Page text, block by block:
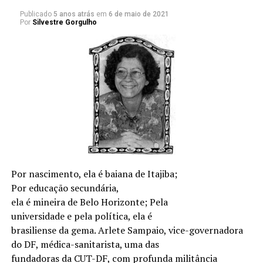
1 – Duas coisas que mais o incomodam numa
solenidade pública?
Quando noto que quem a organiza perdeu o controle e
quando os convidados não respeitam uma boa
organização, que visa o seu conforto e a boa observação
2 – Duas coisas que mais o incomodam nas
solenidades dentro do Palácio do Planalto?
Primeiro, o pouco cuidado com o sistema de
geração. A voz do Presidente da República merece. E,
segundo, o convidado que acha que está na sala de estar
de sua casa e fica tricotando no fundo do salão. O
Presidente FHC teve razão ao passar um pito expresso
em vários convidados que, animadamente, conversavam
na posse de Raul Jungmann. Foi inusitado mas
Publicado 5 anos atrás em 6 de maio de 2021
Por Silvestre Gorgulho
Por nascimento, ela é baiana de Itajiba;
Por educação secundária,
ela é mineira de Belo Horizonte; Pela
universidade e pela política, ela é
brasiliense da gema. Arlete Sampaio, vice-governadora
do DF, médica-sanitarista, uma das
fundadoras da CUT-DF, com profunda militância